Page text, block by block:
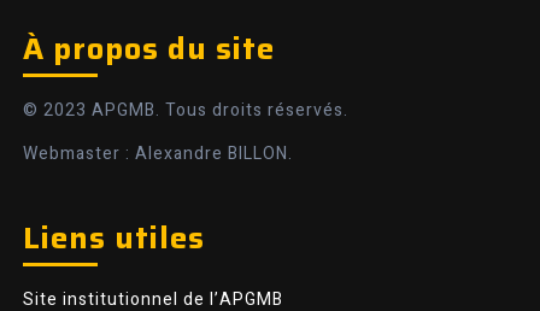
À propos du site
© 2023 APGMB. Tous droits réservés.
Webmaster : Alexandre BILLON.
Liens utiles
Site institutionnel de l’APGMB